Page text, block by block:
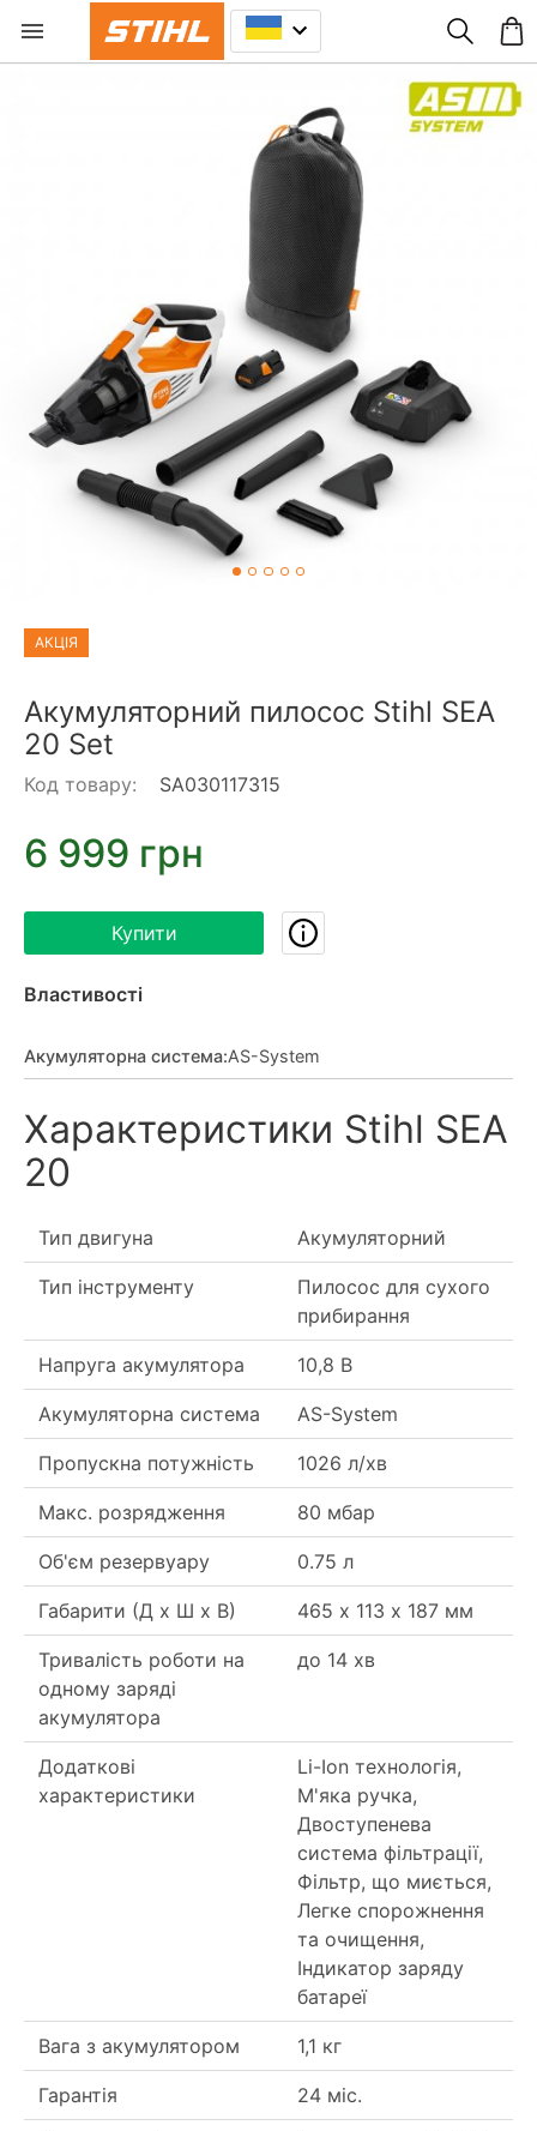
АКЦІЯ
Акумуляторний пилосос Stihl SEA
20 Set
Код товару: SA030117315
6 999 грн
Купити
Властивості
Акумуляторна система:AS-System
Характеристики Stihl SEA
20
Тип двигуна Акумуляторний
Тип інструменту
Пилосос для сухого
прибирання
Напруга акумулятора 10,8 В
Акумуляторна система AS-System
Пропускна потужність 1026 л/хв
Макс. розрядження 80 мбар
Об'єм резервуару 0.75 л
Габарити (Д х Ш х В) 465 х 113 х 187 мм
Тривалість роботи на
одному заряді
акумулятора
до 14 хв
Додаткові
характеристики
Li-Ion технологія,
М'яка ручка,
Двоступенева
система фільтрації,
Фільтр, що миється,
Легке спорожнення
та очищення,
Індикатор заряду
батареї
Вага з акумулятором 1,1 кг
Гарантія 24 міс.